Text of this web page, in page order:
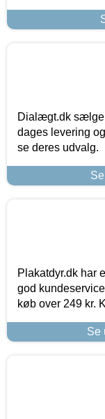
Dialægt.dk
dages levering
se deres udvalg.
Plakatdyr.dk har
god
køb over 249 kr.
Se